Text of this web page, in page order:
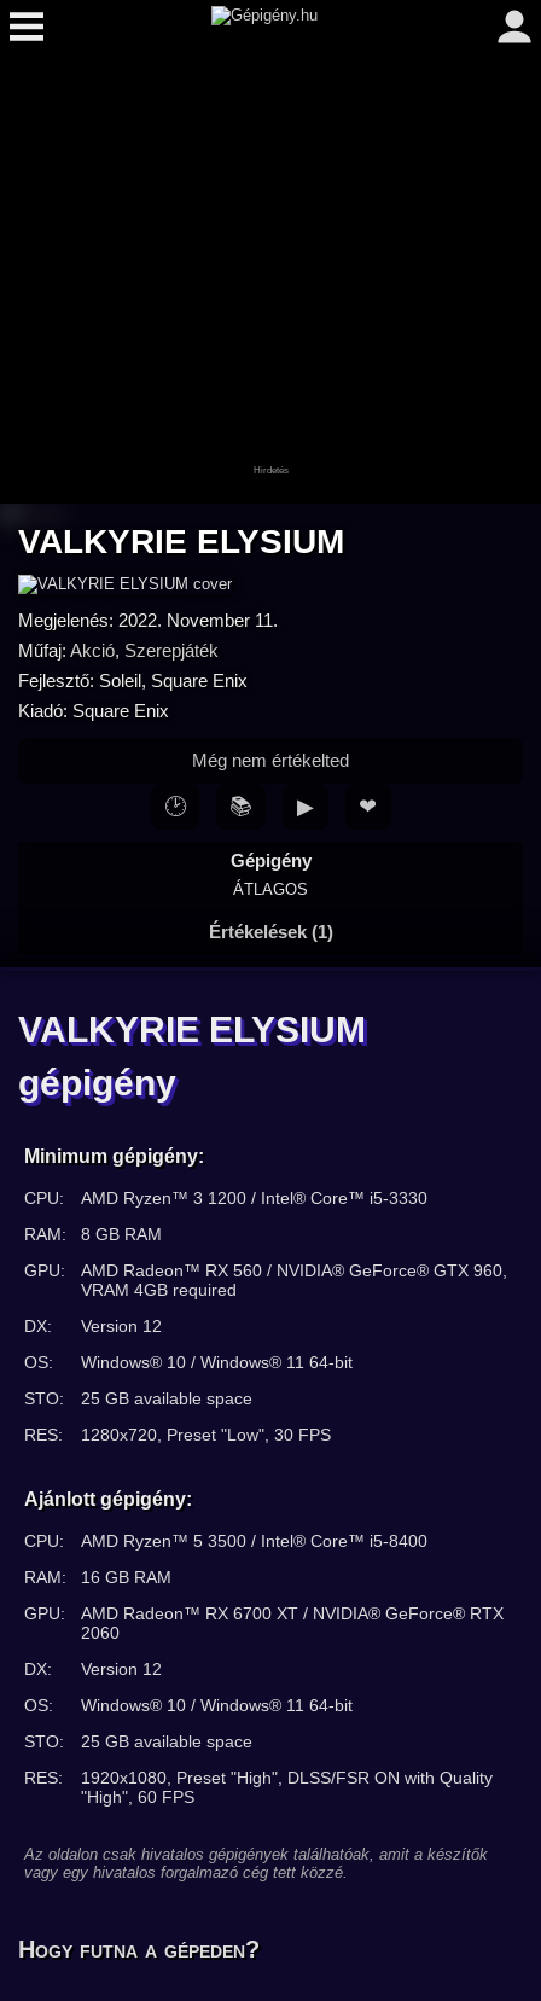
VALKYRIE ELYSIUM
Megjelenés: 2022. November 11.
Műfaj: Akció, Szerepjáték
Fejlesztő: Soleil, Square Enix
Kiadó: Square Enix
Gépigény
ÁTLAGOS
Értékelések (1)
Még nem értékelted
🕑 📚 ▶ ❤
VALKYRIE ELYSIUM
gépigény
Minimum gépigény:
CPU:
AMD Ryzen™ 3 1200 / Intel® Core™ i5-3330
RAM:
8 GB RAM
GPU:
AMD Radeon™ RX 560 / NVIDIA® GeForce® GTX 960,
VRAM 4GB required
DX:
Version 12
OS:
Windows® 10 / Windows® 11 64-bit
STO:
25 GB available space
RES:
1280x720, Preset "Low", 30 FPS
Ajánlott gépigény:
CPU:
AMD Ryzen™ 5 3500 / Intel® Core™ i5-8400
RAM:
16 GB RAM
GPU:
AMD Radeon™ RX 6700 XT / NVIDIA® GeForce® RTX
2060
DX:
Version 12
OS:
Windows® 10 / Windows® 11 64-bit
STO:
25 GB available space
RES:
1920x1080, Preset "High", DLSS/FSR ON with Quality
"High", 60 FPS
Az oldalon csak hivatalos gépigények találhatóak, amit a készítők
vagy egy hivatalos forgalmazó cég tett közzé.
Hogy futna a gépeden?